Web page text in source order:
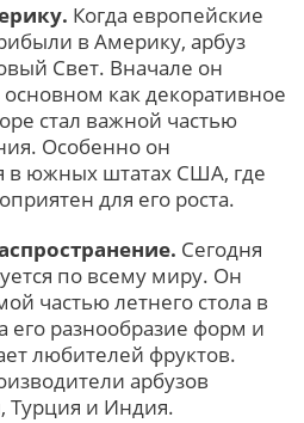
Когда европейские
в Америку, арбуз
Свет. Вначале он
основном как декоративное
стал важной частью
Особенно он
в южных штатах США, где
для его роста.
Сегодня
по всему миру. Он
частью летнего стола в
его разнообразие форм и
любителей фруктов.
арбузов
Турция и Индия.